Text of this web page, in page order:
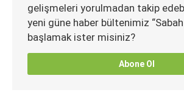
gelişmeleri yorulmadan takip
yeni güne haber bültenimiz
başlamak ister misiniz?
Abone Ol